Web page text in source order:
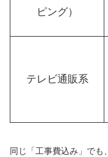
ピング）
テレビ通販系
同じ「工事費込み」でも、